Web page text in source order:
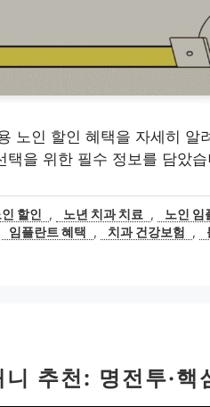
노인 할인 혜택을 자세히 알
을 위한 필수 정보를 담았
할인 , 노년 치과 치료 , 노인 임
임플란트 혜택 , 치과 건강보험 ,
추천: 명전투·핵